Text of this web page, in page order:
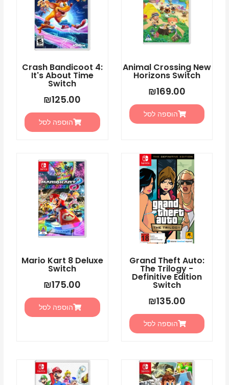
Complete
Switch
Animal Crossing New
Horizons Switch
₪169.00
הוספה לסל
Crash Bandicoot 4:
It's About Time
Switch
₪125.00
הוספה לסל
Grand Theft Auto:
The Trilogy -
Definitive Edition
Switch
₪135.00
הוספה לסל
Mario Kart 8 Deluxe
Switch
₪175.00
הוספה לסל